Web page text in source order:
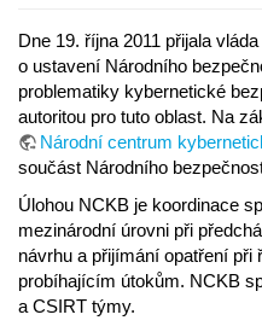
Dne 19. října 2011 přijala
o ustavení Národního
problematiky kybernetické
autoritou pro tuto oblast. Na
Národní centrum
součást Národního
Úlohou NCKB je koordinace
mezinárodní úrovni při
návrhu a přijímání opatření při
probíhajícím útokům. NCKB
a CSIRT týmy.